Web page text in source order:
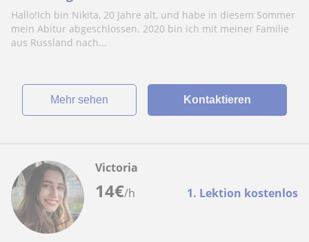
Hallo!Ich bin Nikita, 20 Jahre alt, und habe in diesem Sommer
mein Abitur abgeschlossen. 2020 bin ich mit meiner Familie
aus Russland nach...
Mehr sehen Kontaktieren
14€/h 1. Lektion kostenlos
Victoria